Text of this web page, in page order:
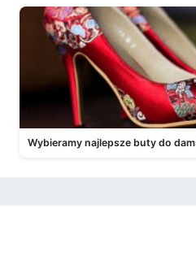
Wybieramy najlepsze buty do